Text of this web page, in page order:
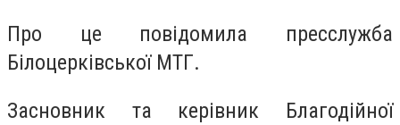
Про це повідомила пресслужба
Білоцерківської МТГ.
Засновник та керівник Благодійної